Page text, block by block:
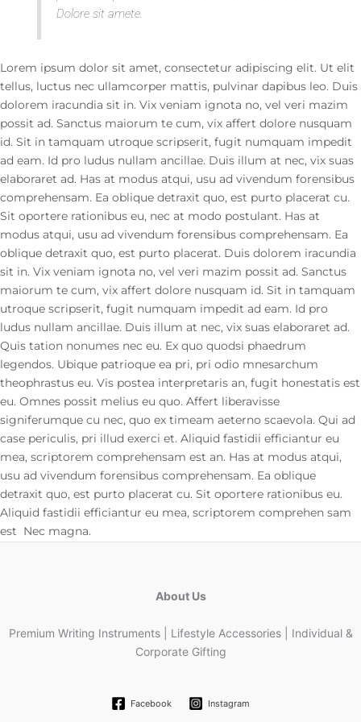
Dolore sit amete.
Lorem ipsum dolor sit amet, consectetur adipiscing elit. Ut elit
tellus, luctus nec ullamcorper mattis, pulvinar dapibus leo. Duis
dolorem iracundia sit in. Vix veniam ignota no, vel veri mazim
possit ad. Sanctus maiorum te cum, vix affert dolore nusquam
id. Sit in tamquam utroque scripserit, fugit numquam impedit
ad eam. Id pro ludus nullam ancillae. Duis illum at nec, vix suas
elaboraret ad. Has at modus atqui, usu ad vivendum forensibus
comprehensam. Ea oblique detraxit quo, est purto placerat cu.
Sit oportere rationibus eu, nec at modo postulant. Has at
modus atqui, usu ad vivendum forensibus comprehensam. Ea
oblique detraxit quo, est purto placerat. Duis dolorem iracundia
sit in. Vix veniam ignota no, vel veri mazim possit ad. Sanctus
maiorum te cum, vix affert dolore nusquam id. Sit in tamquam
utroque scripserit, fugit numquam impedit ad eam. Id pro
ludus nullam ancillae. Duis illum at nec, vix suas elaboraret ad.
Quis tation nonumes nec eu. Ex quo quodsi phaedrum
legendos. Ubique patrioque ea pri, pri odio mnesarchum
theophrastus eu. Vis postea interpretaris an, fugit honestatis est
eu. Omnes possit melius eu quo. Affert liberavisse
signiferumque cu nec, quo ex timeam aeterno scaevola. Qui ad
case periculis, pri illud exerci et. Aliquid fastidii efficiantur eu
mea, scriptorem comprehensam est an. Has at modus atqui,
usu ad vivendum forensibus comprehensam. Ea oblique
detraxit quo, est purto placerat cu. Sit oportere rationibus eu.
Aliquid fastidii efficiantur eu mea, scriptorem comprehen sam
est Nec magna.
About Us
Premium Writing Instruments | Lifestyle Accessories | Individual &
Corporate Gifting
Facebook Instagram